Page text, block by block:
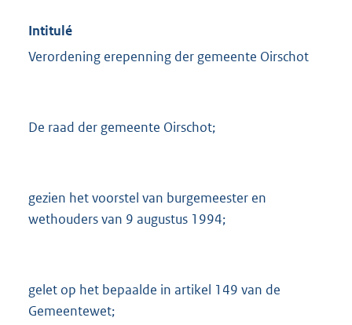
Intitulé
Verordening erepenning der gemeente Oirschot
De raad der gemeente Oirschot;
gezien het voorstel van burgemeester en
wethouders van 9 augustus 1994;
gelet op het bepaalde in artikel 149 van de
Gemeentewet;